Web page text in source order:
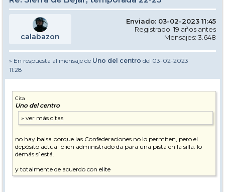
calabazon
Enviado: 03-02-2023 11:45
Registrado: 19 años antes
Mensajes: 3.648
» En respuesta al mensaje de Uno del centro del 03-02-2023
11:28
Cita
Uno del centro
no hay balsa porque las Confederaciones no lo permiten, pero el
depósito actual biien administrado da para una pista en la silla. lo
demás sí está.
y totalmente de acuerdo con elite